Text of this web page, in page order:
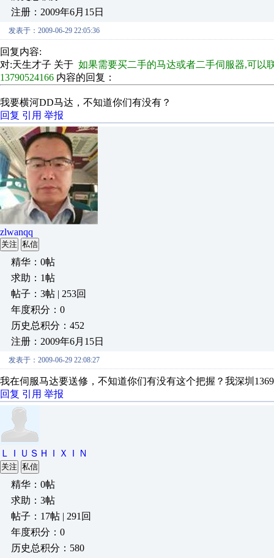
注册：2009年6月15日
发表于：2009-06-29 22:05:36
回复内容:
对:天生才子 关于 如果需要买二手的马达或者二手伺服器,可
13790524166 内容的回复：
我要横河DD马达，不知道你们有没有？
回复 引用 举报
zlwanqq
关注 私信
精华：0帖
求助：1帖
帖子：3帖 | 253回
年度积分：0
历史总积分：452
注册：2009年6月15日
发表于：2009-06-29 22:08:27
我在伺服马达要送修，不知道你们有没有这个把握？我深圳
回复 引用 举报
ＬＩＵＳＨＩＸＩＮ
关注 私信
精华：0帖
求助：3帖
帖子：17帖 | 291回
年度积分：0
历史总积分：580